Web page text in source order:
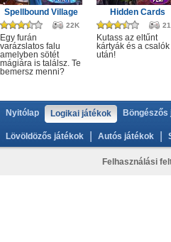
Spellbound Village
22K
Egy furán
varázslatos falu
amelyben sötét
mágiára is találsz. Te
bemersz menni?
Hidden Cards
Kutass az eltűnt
kártyák és a csalók
után!
Nyitólap Logikai játékok Böngészős
Lövöldözős játékok Autós játékok
Felhasználási